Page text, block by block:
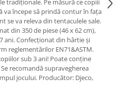
tradiționale. Pe măsură ce copiii
va începe să prindă contur în fața
se va releva din tentaculele sale.
din 350 de piese (46 x 62 cm),
ani. Confecționat din hârtie și
reglementărilor EN71&ASTM.
sub 3 ani! Poate conține
recomandă supravegherea
jocului. Producător: Djeco,